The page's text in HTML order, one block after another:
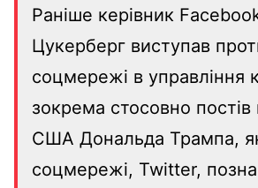
Раніше керівник
Цукерберг виступав
соцмережі в управління
зокрема стосовно постів
США Дональда Трампа,
соцмережі, Twitter,